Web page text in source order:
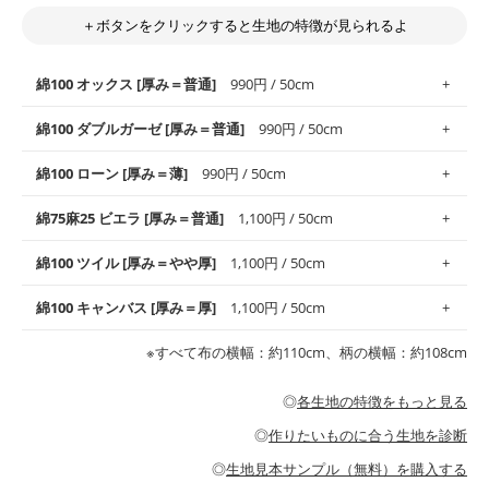
＋ボタンをクリックすると生地の特徴が見られるよ
綿100 オックス [厚み＝普通] 990円 / 50cm
使いやすさNo.1！しなやかさと適度な張りを併せ持ち、通気性の
高さがオックス生地の特徴です。当サイトのオックス生地は、
般にお使いいただけます。
※レッスンバッグ、上履き袋などの通園通学グッズにはツイル生
・布団カバーなどの寝具、カーテン
綿100 ダブルガーゼ [厚み＝普通] 990円 / 50cm
柔らかくふんわりとした肌触りが特徴です。ベビー用品やハンカ
チなど直接肌に触れるアイテムに最適です。高い吸湿性・通気性
す。
・スタイ、おくるみなどのベビーグッズ
・ブラウス、チュニック、ワンピースなどの洋服
・パジャマなどの寝具
綿100 ローン [厚み＝薄] 990円 / 50cm
上質で薄手の平織りの生地です。軽やかさとなめらかな手触りの
良さが魅力。透け感があるので、涼しげなトップスなどに最適で
・ブラウス、シャツ、チュニックなどのトップス
綿75麻25 ビエラ [厚み＝普通] 1,100円 / 50cm
コットン75％リネン25％の当店のビエラ生地は、オックス生地よ
りもふんわりとした柔らかい質感と適度な落ち感を感じられるの
綿100 ツイル [厚み＝やや厚] 1,100円 / 50cm
綾織りの生地です。しっかりとした張りと厚みがありながらも柔
らかいのが特徴です。生地の厚みは中厚手です。1枚でも透け感
・カーテン、エプロン、テーブルクロスなどの暮らしのアイテム
・パンツ、タックスカートなどのボトムス
綿100 キャンバス [厚み＝厚] 1,100円 / 50cm
耐久性があります。トートバッグ・ポーチ・ペンケースなどの布
小物、インテリア用品に向いています。
※すべて布の横幅：約110cm、柄の横幅：約108cm
◎各生地の特徴をもっと見る
◎作りたいものに合う生地を診断
◎生地見本サンプル（無料）を購入する